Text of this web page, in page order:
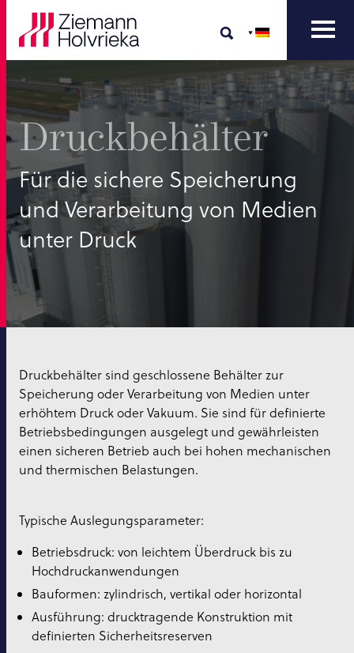
Druckbehälter
Für die sichere Speicherung
und Verarbeitung von Medien
unter Druck
Druckbehälter sind geschlossene Behälter zur
Speicherung oder Verarbeitung von Medien unter
erhöhtem Druck oder Vakuum. Sie sind für definierte
Betriebsbedingungen ausgelegt und gewährleisten
einen sicheren Betrieb auch bei hohen mechanischen
und thermischen Belastungen.
Typische Auslegungsparameter:
Betriebsdruck: von leichtem Überdruck bis zu
Hochdruckanwendungen
Bauformen: zylindrisch, vertikal oder horizontal
Ausführung: drucktragende Konstruktion mit
definierten Sicherheitsreserven